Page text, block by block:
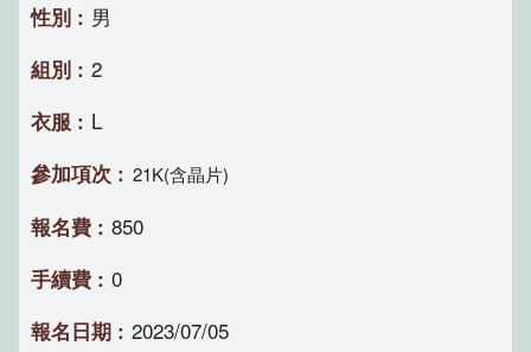
男
2
L
21K(含晶片)
850
0
2023/07/05